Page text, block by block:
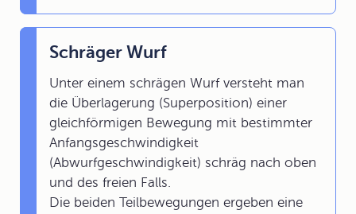
Schräger Wurf
Unter einem schrägen Wurf versteht man
die Überlagerung (Superposition) einer
gleichförmigen Bewegung mit bestimmter
Anfangsgeschwindigkeit
(Abwurfgeschwindigkeit) schräg nach oben
und des freien Falls.
Die beiden Teilbewegungen ergeben eine